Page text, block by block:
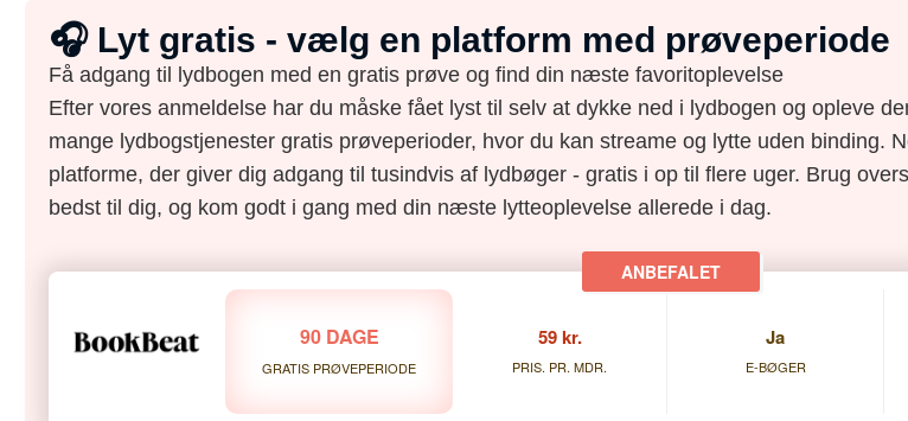
🎧 Lyt gratis - vælg en platform med prøveperiode
Få adgang til lydbogen med en gratis prøve og find din næste favoritoplevelse
Efter vores anmeldelse har du måske fået lyst til selv at dykke ned i lydbogen og opleve
mange lydbogstjenester gratis prøveperioder, hvor du kan streame og lytte uden binding.
platforme, der giver dig adgang til tusindvis af lydbøger - gratis i op til flere uger. Brug
bedst til dig, og kom godt i gang med din næste lytteoplevelse allerede i dag.
90 DAGE
GRATIS PRØVEPERIODE
59 kr.
PRIS. PR. MDR.
Ja
E-BØGER